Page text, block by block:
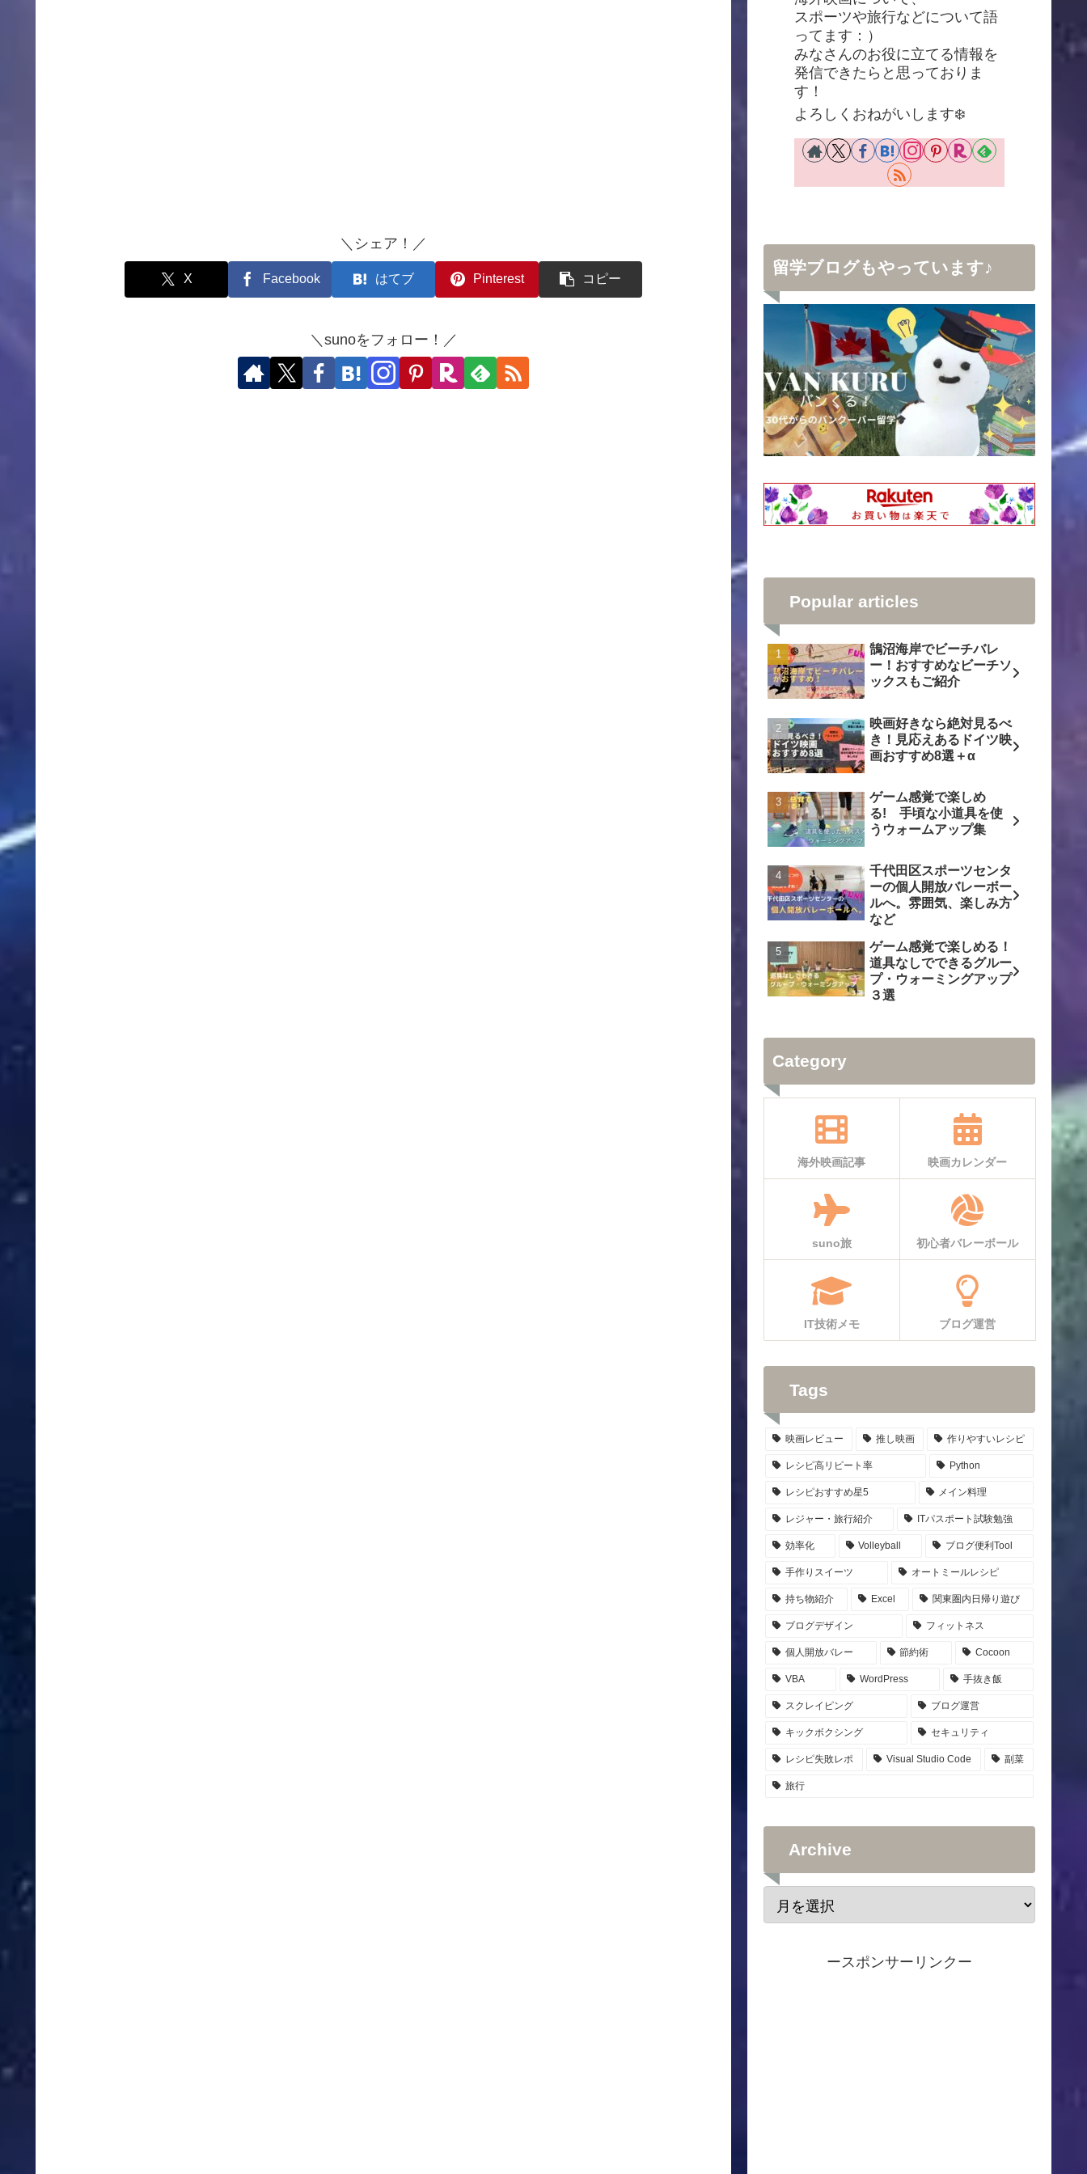
＼シェア！／
X Facebook はてブ Pinterest コピー
＼sunoをフォロー！／
スポーツや旅行などについて語
ってます：）
みなさんのお役に立てる情報を
発信できたらと思っておりま
す！
よろしくおねがいします❄️
留学ブログもやっています♪
Popular articles
鵠沼海岸でビーチバレ
ー！おすすめなビーチソ
ックスもご紹介
映画好きなら絶対見るべ
き！見応えあるドイツ映
画おすすめ8選＋α
ゲーム感覚で楽しめ
る! 手頃な小道具を使
うウォームアップ集
千代田区スポーツセンタ
ーの個人開放バレーボー
ルへ。雰囲気、楽しみ方
など
ゲーム感覚で楽しめる！
道具なしでできるグルー
プ・ウォーミングアップ
３選
Category
海外映画記事 映画カレンダー
suno旅 初心者バレーボール
IT技術メモ ブログ運営
Tags
映画レビュー 推し映画 作りやすいレシピ
レシピ高リピート率 Python
レシピおすすめ星5 メイン料理
レジャー・旅行紹介 ITパスポート試験勉強
効率化 Volleyball ブログ便利Tool
手作りスイーツ オートミールレシピ
持ち物紹介 Excel 関東圏内日帰り遊び
ブログデザイン フィットネス
個人開放バレー 節約術 Cocoon
VBA WordPress 手抜き飯
スクレイピング ブログ運営
キックボクシング セキュリティ
レシピ失敗レポ Visual Studio Code 副菜
旅行
Archive
ースポンサーリンクー